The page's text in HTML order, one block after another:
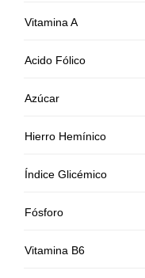
Vitamina A
Acido Fólico
Azúcar
Hierro Hemínico
Índice Glicémico
Fósforo
Vitamina B6